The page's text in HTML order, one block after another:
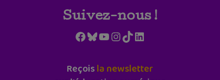
Suivez-nous !
Facebook
Bluesky
YouTube
Instagram
TikTokLinkedIn
Reçoisla newsletter